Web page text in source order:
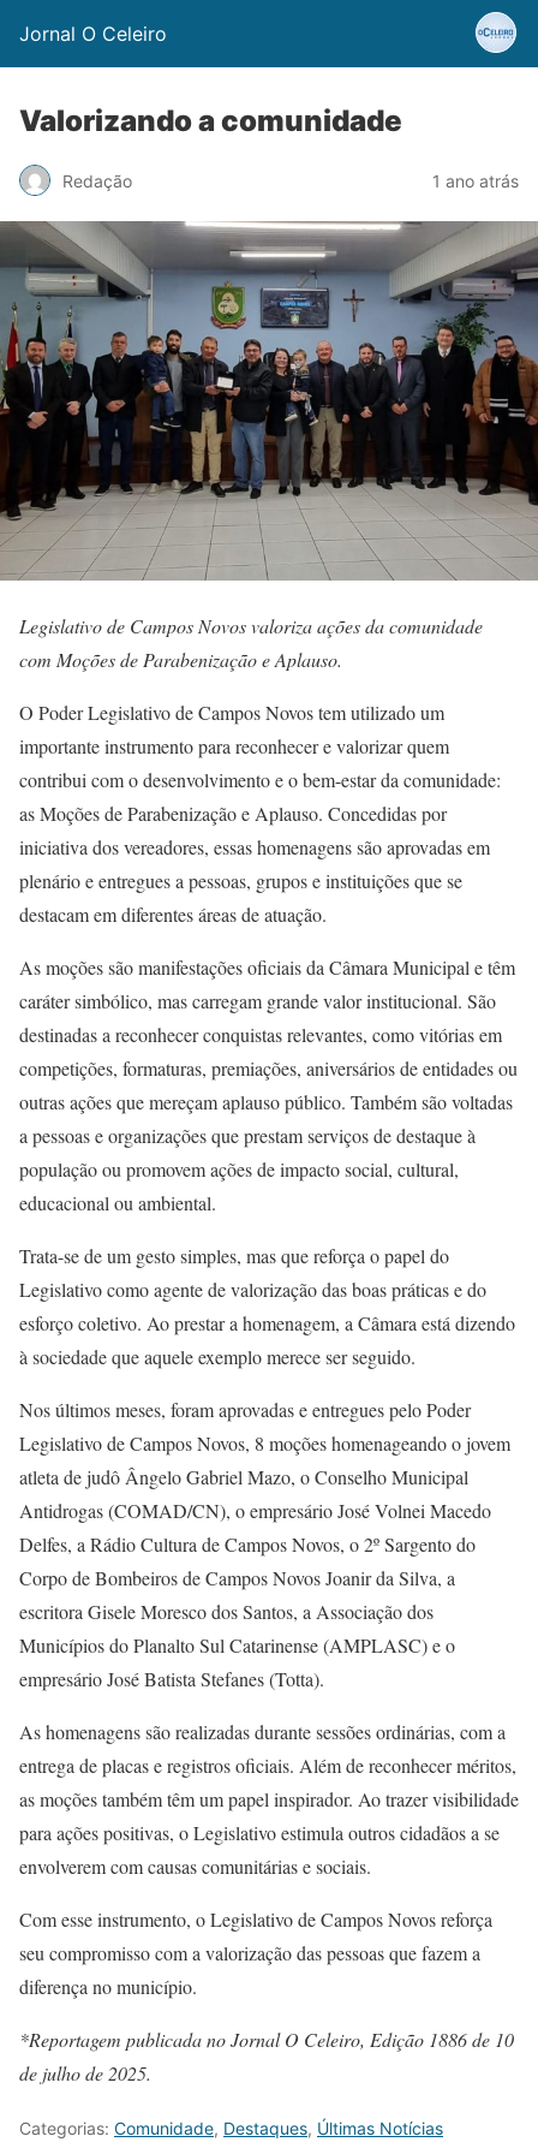
Jornal O Celeiro
Valorizando a comunidade
Redação 1 ano atrás
Legislativo de Campos Novos valoriza ações da comunidade
com Moções de Parabenização e Aplauso.
O Poder Legislativo de Campos Novos tem utilizado um
importante instrumento para reconhecer e valorizar quem
contribui com o desenvolvimento e o bem-estar da comunidade:
as Moções de Parabenização e Aplauso. Concedidas por
iniciativa dos vereadores, essas homenagens são aprovadas em
plenário e entregues a pessoas, grupos e instituições que se
destacam em diferentes áreas de atuação.
As moções são manifestações oficiais da Câmara Municipal e têm
caráter simbólico, mas carregam grande valor institucional. São
destinadas a reconhecer conquistas relevantes, como vitórias em
competições, formaturas, premiações, aniversários de entidades ou
outras ações que mereçam aplauso público. Também são voltadas
a pessoas e organizações que prestam serviços de destaque à
população ou promovem ações de impacto social, cultural,
educacional ou ambiental.
Trata-se de um gesto simples, mas que reforça o papel do
Legislativo como agente de valorização das boas práticas e do
esforço coletivo. Ao prestar a homenagem, a Câmara está dizendo
à sociedade que aquele exemplo merece ser seguido.
Nos últimos meses, foram aprovadas e entregues pelo Poder
Legislativo de Campos Novos, 8 moções homenageando o jovem
atleta de judô Ângelo Gabriel Mazo, o Conselho Municipal
Antidrogas (COMAD/CN), o empresário José Volnei Macedo
Delfes, a Rádio Cultura de Campos Novos, o 2º Sargento do
Corpo de Bombeiros de Campos Novos Joanir da Silva, a
escritora Gisele Moresco dos Santos, a Associação dos
Municípios do Planalto Sul Catarinense (AMPLASC) e o
empresário José Batista Stefanes (Totta).
As homenagens são realizadas durante sessões ordinárias, com a
entrega de placas e registros oficiais. Além de reconhecer méritos,
as moções também têm um papel inspirador. Ao trazer visibilidade
para ações positivas, o Legislativo estimula outros cidadãos a se
envolverem com causas comunitárias e sociais.
Com esse instrumento, o Legislativo de Campos Novos reforça
seu compromisso com a valorização das pessoas que fazem a
diferença no município.
*Reportagem publicada no Jornal O Celeiro, Edição 1886 de 10
de julho de 2025.
Categorias: Comunidade, Destaques, Últimas Notícias